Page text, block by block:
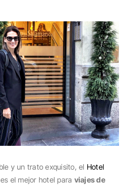
y un trato exquisito, el Hotel
es el mejor hotel para viajes de